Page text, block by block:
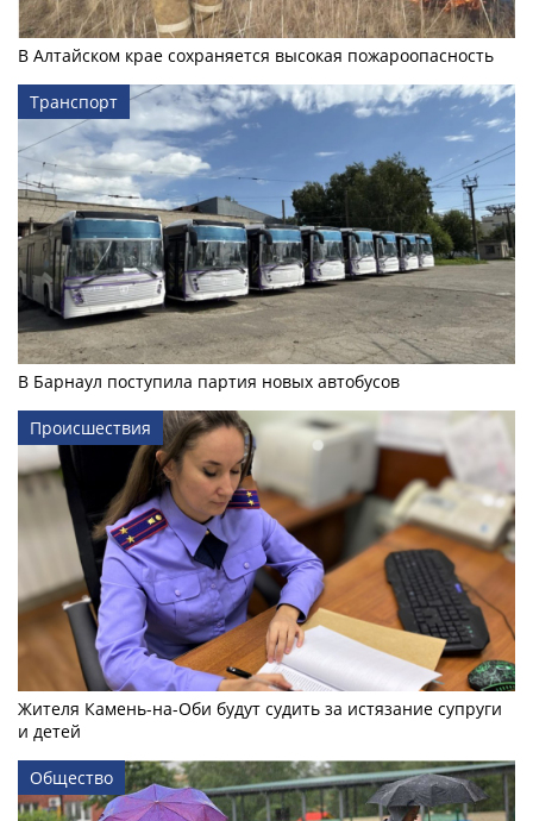
В Алтайском крае сохраняется высокая пожароопасность
Транспорт
В Барнаул поступила партия новых автобусов
Происшествия
Жителя Камень-на-Оби будут судить за истязание супруги
и детей
Общество